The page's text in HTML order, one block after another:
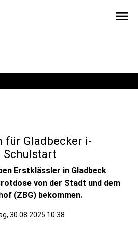
menu
für Gladbecker i-
Schulstart
Erstklässler in Gladbeck
von der Stadt und dem
(ZBG) bekommen.
30.08.2025 10:38